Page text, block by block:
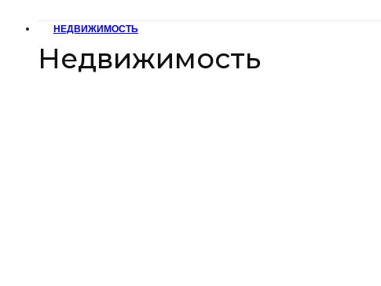
НЕДВИЖИМОСТЬ
Недвижимость